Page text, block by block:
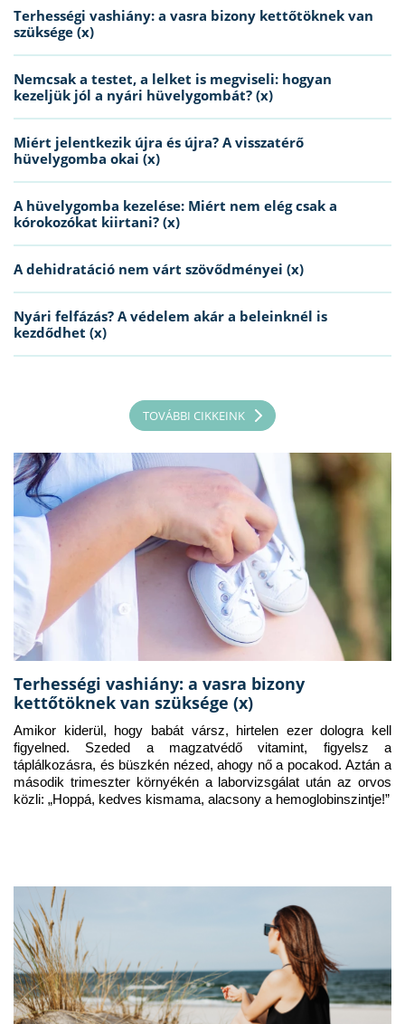
Terhességi vashiány: a vasra bizony kettőtöknek van
szüksége (x)
Nemcsak a testet, a lelket is megviseli: hogyan
kezeljük jól a nyári hüvelygombát? (x)
Miért jelentkezik újra és újra? A visszatérő
hüvelygomba okai (x)
A hüvelygomba kezelése: Miért nem elég csak a
kórokozókat kiirtani? (x)
A dehidratáció nem várt szövődményei (x)
Nyári felfázás? A védelem akár a beleinknél is
kezdődhet (x)
TOVÁBBI CIKKEINK
Terhességi vashiány: a vasra bizony
kettőtöknek van szüksége (x)
Amikor kiderül, hogy babát vársz, hirtelen ezer dologra kell
figyelned. Szeded a magzatvédő vitamint, figyelsz a
táplálkozásra, és büszkén nézed, ahogy nő a pocakod. Aztán a
második trimeszter környékén a laborvizsgálat után az orvos
közli: „Hoppá, kedves kismama, alacsony a hemoglobinszintje!”